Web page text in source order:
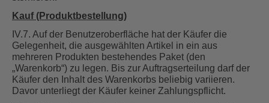
Kauf (Produktbestellung)
IV.7. Auf der Benutzeroberfläche hat der Käufer die
Gelegenheit, die ausgewählten Artikel in ein aus
mehreren Produkten bestehendes Paket (den
„Warenkorb“) zu legen. Bis zur Auftragserteilung darf der
Käufer den Inhalt des Warenkorbs beliebig variieren.
Davor unterliegt der Käufer keiner Zahlungspflicht.